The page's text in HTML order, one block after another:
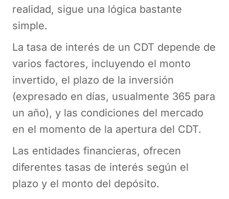
realidad, sigue una lógica bastante
simple.
La tasa de interés de un CDT depende de
varios factores, incluyendo el monto
invertido, el plazo de la inversión
(expresado en días, usualmente 365 para
un año), y las condiciones del mercado
en el momento de la apertura del CDT.
Las entidades financieras, ofrecen
diferentes tasas de interés según el
plazo y el monto del depósito.